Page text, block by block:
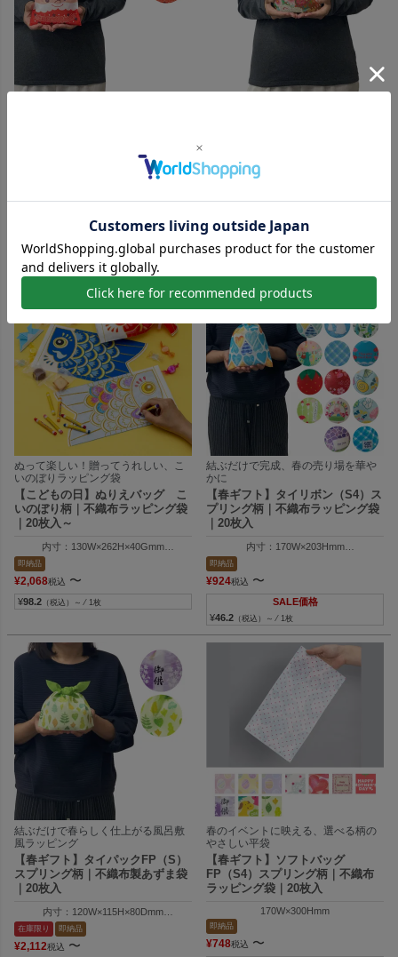
布ラッピング袋｜20枚入
SALE価格
¥73.7（税込）～ ⁄ 1枚
即納品
SALE価格
¥88 （税込）～ ⁄ 1枚
ぬって楽しい！贈ってうれしい、こ
いのぼりラッピング袋
【こどもの日】ぬりえバッグ こ
いのぼり柄｜不織布ラッピング袋
｜20枚入～
内寸：130W×262H×40Gmm
外寸：130W×300H×40Gmm
即納品
¥2,068税込 〜
¥98.2 （税込）～ ⁄ 1枚
結ぶだけで完成、春の売り場を華や
かに
【春ギフト】タイリボン（S4）ス
プリング柄｜不織布ラッピング袋
｜20枚入
内寸：170W×203Hmm
即納品
¥924税込 〜
SALE価格
¥46.2 （税込）～ ⁄ 1枚
結ぶだけで春らしく仕上がる風呂敷
風ラッピング
【春ギフト】タイパックFP（S）
スプリング柄｜不織布製あずま袋
｜20枚入
内寸：120W×115H×80Dmm
外寸：120W×130H×80Dmm
在庫限り 即納品
¥2,112税込 〜
春のイベントに映える、選べる柄の
やさしい平袋
【春ギフト】ソフトバッグ
FP（S4）スプリング柄｜不織布
ラッピング袋｜20枚入
170W×300Hmm
即納品
¥748税込 〜